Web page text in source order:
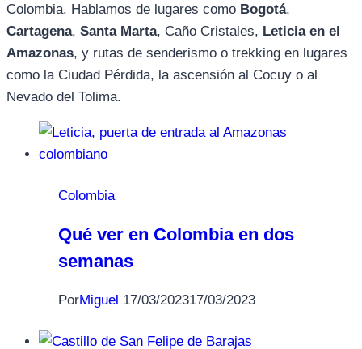
Colombia. Hablamos de lugares como Bogotá,
Cartagena, Santa Marta, Caño Cristales, Leticia en el
Amazonas, y rutas de senderismo o trekking en lugares
como la Ciudad Pérdida, la ascensión al Cocuy o al
Nevado del Tolima.
Colombia
Qué ver en Colombia en dos
semanas
PorMiguel 17/03/202317/03/2023